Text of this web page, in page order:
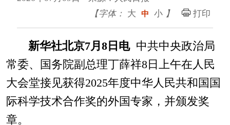
【字体： 大 中 小 】 打印
新华社北京7月8日电中共中央政治局
常委、国务院副总理丁薛祥8日上午在人民
大会堂接见获得2025年度中华人民共和国国
际科学技术合作奖的外国专家，并颁发奖
章。